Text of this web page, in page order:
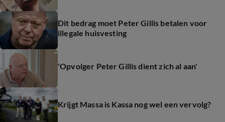
Dit bedrag moet Peter Gillis betalen voor
illegale huisvesting
'Opvolger Peter Gillis dient zich al aan'
Krijgt Massa is Kassa nog wel een vervolg?